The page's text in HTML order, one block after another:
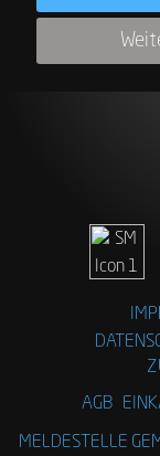
AGB
MELDESTELLE